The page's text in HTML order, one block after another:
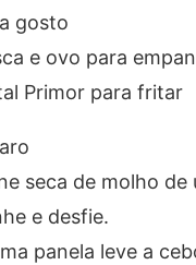
gosto
e ovo para
Primor para fritar
seca de molho
e desfie.
panela leve a